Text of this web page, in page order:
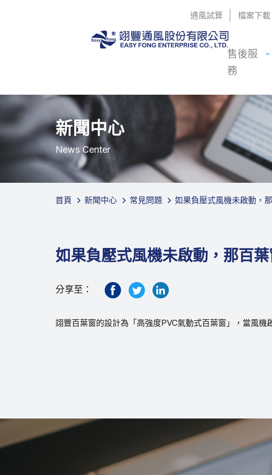
通風試算 檔案下載
售後服
務
新聞中心
News Center
首頁 新聞中心 常見問題 如果負壓式風機未啟動，
如果負壓式風機未啟動，那百
分享至：
翊豐百葉窗的設計為「高強度PVC氣動式百葉窗」，當風